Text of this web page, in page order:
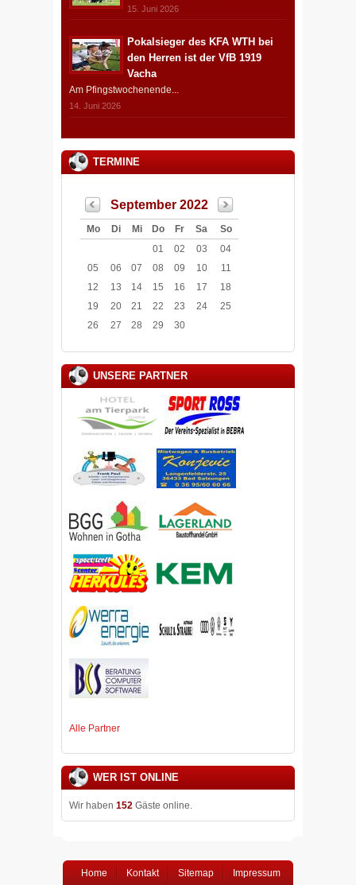
15. Juni 2026
Pokalsieger des KFA WTH bei
den Herren ist der VfB 1919
Vacha
Am Pfingstwochenende...
14. Juni 2026
TERMINE
September 2022
Mo Di Mi Do Fr Sa
So
01
02 03
04
05
06 07 08 09 10
11
12
13 14 15 16 17
18
19
20 21 22 23 24
25
26
27 28 29 30
UNSERE PARTNER
Alle Partner
WER IST ONLINE
Wir haben 152 Gäste online.
Home Kontakt Sitemap Impressum